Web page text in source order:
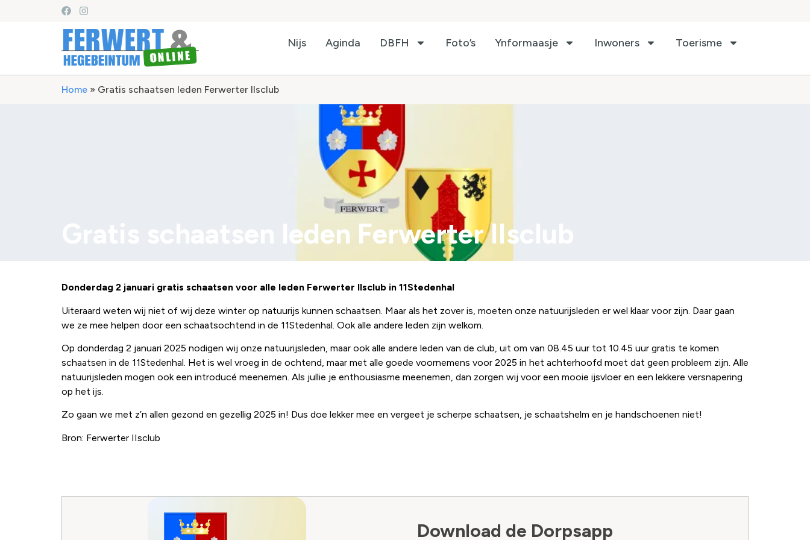
Nijs Aginda DBFH Foto’s Ynformaasje Inwoners Toerisme
Home » Gratis schaatsen leden Ferwerter IIsclub
Gratis schaatsen leden Ferwerter IIsclub
Donderdag 2 januari gratis schaatsen voor alle leden Ferwerter IIsclub in 11Stedenhal
Uiteraard weten wij niet of wij deze winter op natuurijs kunnen schaatsen. Maar als het zover is, moeten onze natuurijsleden er wel klaar voor zijn. Daar gaan
we ze mee helpen door een schaatsochtend in de 11Stedenhal. Ook alle andere leden zijn welkom.
Op donderdag 2 januari 2025 nodigen wij onze natuurijsleden, maar ook alle andere leden van de club, uit om van 08.45 uur tot 10.45 uur gratis te komen
schaatsen in de 11Stedenhal. Het is wel vroeg in de ochtend, maar met alle goede voornemens voor 2025 in het achterhoofd moet dat geen probleem zijn. Alle
natuurijsleden mogen ook een introducé meenemen. Als jullie je enthousiasme meenemen, dan zorgen wij voor een mooie ijsvloer en een lekkere versnapering
op het ijs.
Zo gaan we met z’n allen gezond en gezellig 2025 in! Dus doe lekker mee en vergeet je scherpe schaatsen, je schaatshelm en je handschoenen niet!
Bron: Ferwerter IIsclub
Download de Dorpsapp